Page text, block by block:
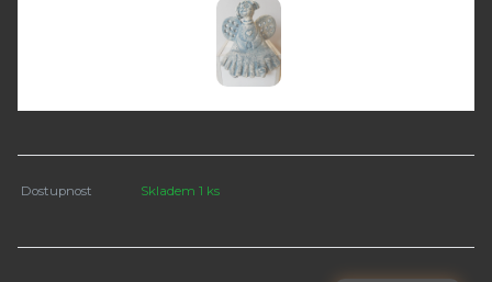
Dostupnost Skladem 1 ks